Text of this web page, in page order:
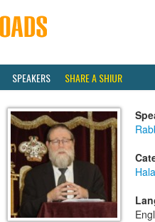
SPEAKERS SHARE A SHIUR